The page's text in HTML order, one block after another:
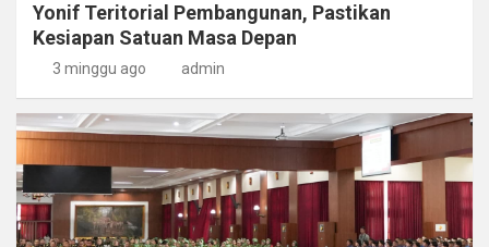
Yonif Teritorial Pembangunan, Pastikan
Kesiapan Satuan Masa Depan
3 minggu ago admin